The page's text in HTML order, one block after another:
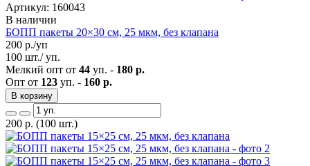
Артикул: 160043
В наличии
БОПП пакеты 20×30 см, 25 мкм, без клапана
200 р./уп
100 шт./ уп.
Мелкий опт от 44 уп. - 180 р.
Опт от 123 уп. - 160 р.
В корзину
200 р. (100 шт.)